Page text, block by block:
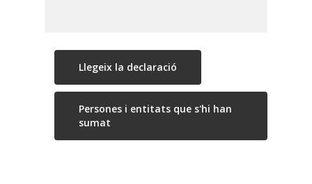
Llegeix la declaració
Persones i entitats que s'hi han
sumat